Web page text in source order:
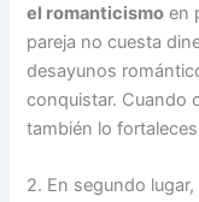
el romanticismo en
pareja no cuesta
desayunos
conquistar. Cuando
también lo
2. En segundo